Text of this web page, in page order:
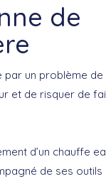
de
par un problème de
et de risquer de
d’un chauffe
de ses outils